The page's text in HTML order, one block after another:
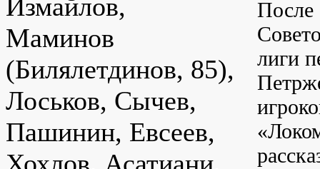
Измайлов,
Маминов
(Билялетдинов, 85),
Лоськов, Сычев,
Пашинин, Евсеев,
После
лиги